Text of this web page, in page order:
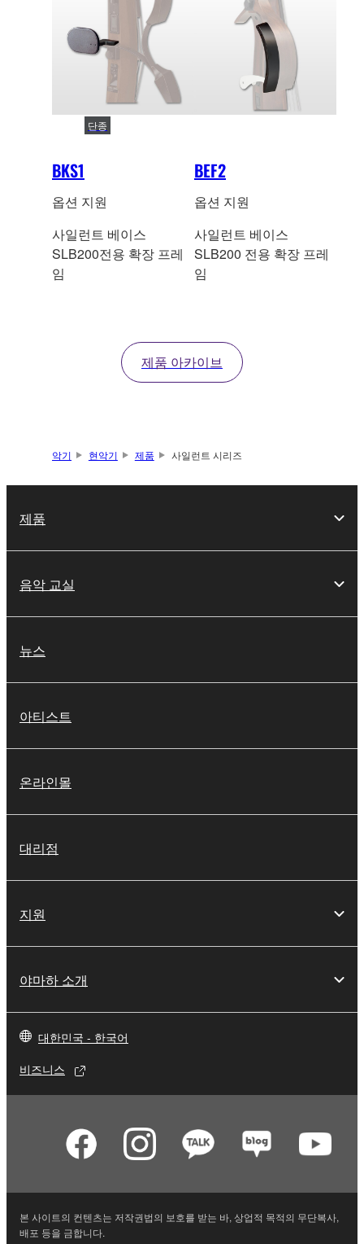
BKS1
단종
옵션 지원
사일런트 베이스
SLB200전용 확장 프레
임
BEF2
옵션 지원
사일런트 베이스
SLB200 전용 확장 프레
임
제품 아카이브
악기 현악기 제품 사일런트 시리즈
제품
음악 교실
뉴스
아티스트
온라인몰
대리점
지원
야마하 소개
대한민국 - 한국어
비즈니스
본 사이트의 컨텐츠는 저작권법의 보호를 받는 바, 상업적 목적의 무단복사,
배포 등을 금합니다.